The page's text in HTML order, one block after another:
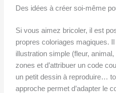
Des idées à créer soi-même
Si vous aimez bricoler, il est
propres coloriages magiques.
illustration simple (fleur,
zones et d’attribuer un code
un petit dessin à reproduire…
approche permet d’adapter le